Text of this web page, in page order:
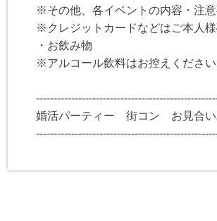
※その他、各イベントの内容・注
※クレジットカードなどはご本人
・お飲み物
※アルコール飲料はお控えください
婚活パーティー 街コン お見合い